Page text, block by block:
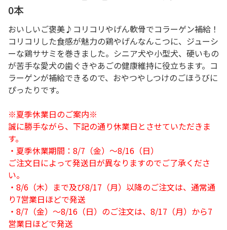
0本
おいしいご褒美♪コリコリやげん軟骨でコラーゲン補給！
コリコリした食感が魅力の鶏やげんなんこつに、ジューシ
ーな鶏ササミを巻きました。シニア犬や小型犬、硬いもの
が苦手な愛犬の歯ぐきやあごの健康維持に役立ちます。コ
ラーゲンが補給できるので、おやつやしつけのごほうびに
ぴったりです。
※夏季休業日のご案内※
誠に勝手ながら、下記の通り休業日とさせていただきま
す。
・夏季休業期間：8/7（金）～8/16（日）
ご注文日によって発送日が異なりますのでご了承くださ
い。
・8/6（木）まで及び8/17（月）以降のご注文は、通常通
り7営業日ほどで発送
・8/7（金）～8/16（日）のご注文は、8/17（月）から7
営業日ほどで発送